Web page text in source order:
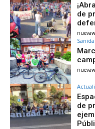
de
de